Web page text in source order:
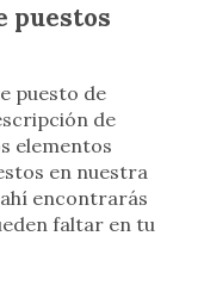
puestos
puesto de
de
elementos
en nuestra
encontrarás
faltar en tu